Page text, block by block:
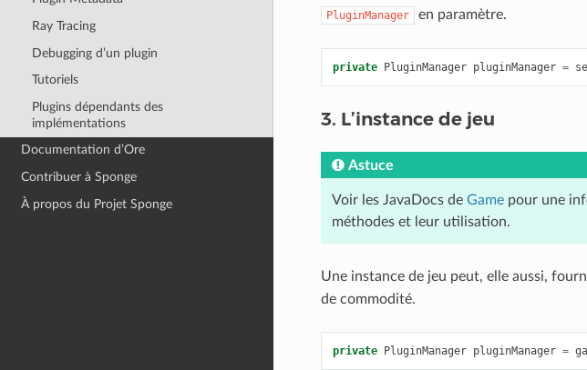
Ray Tracing
Debugging d’un plugin
Tutoriels
Plugins dépendants des
implémentations
Documentation d’Ore
Contribuer à Sponge
À propos du Projet Sponge
PluginManager en paramètre.
private PluginManager pluginManager =
3. L’instance de jeu
Astuce
Voir les JavaDocs de Gamepour une
méthodes et leur utilisation.
Une instance de jeu peut, elle aussi,
de commodité.
private PluginManager pluginManager =